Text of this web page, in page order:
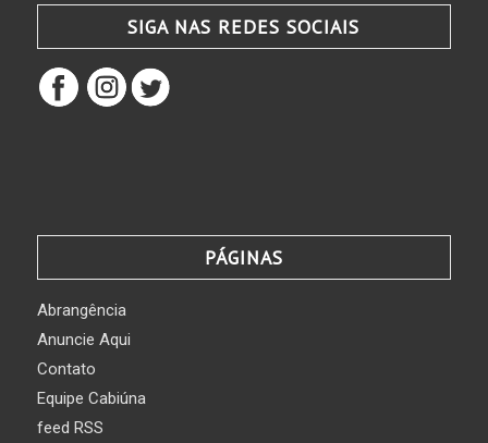
SIGA NAS REDES SOCIAIS
PÁGINAS
Abrangência
Anuncie Aqui
Contato
Equipe Cabiúna
feed RSS